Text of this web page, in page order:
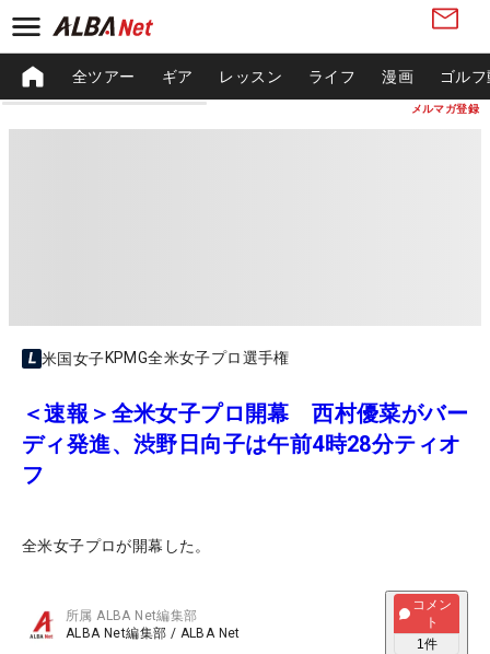
メルマガ登録
全ツアー ギア レッスン ライフ 漫画 ゴル
米国女子KPMG全米女子プロ選手権
＜速報＞全米女子プロ開幕 西村優菜がバー
ディ発進、渋野日向子は午前4時28分ティオ
フ
全米女子プロが開幕した。
所属ALBA Net編集部
ALBA Net編集部 / ALBA Net
コメン
ト
1件